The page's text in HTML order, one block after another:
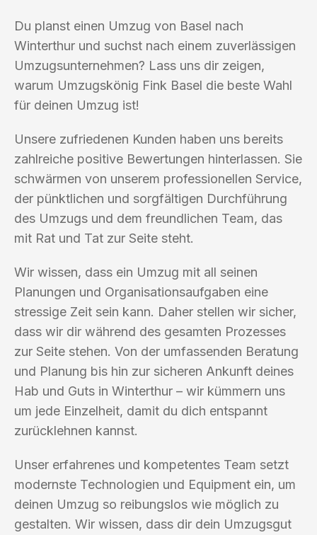
Du planst einen Umzug von Basel nach
Winterthur und suchst nach einem zuverlässigen
Umzugsunternehmen? Lass uns dir zeigen,
warum Umzugskönig Fink Basel die beste Wahl
für deinen Umzug ist!
Unsere zufriedenen Kunden haben uns bereits
zahlreiche positive Bewertungen hinterlassen. Sie
schwärmen von unserem professionellen Service,
der pünktlichen und sorgfältigen Durchführung
des Umzugs und dem freundlichen Team, das
mit Rat und Tat zur Seite steht.
Wir wissen, dass ein Umzug mit all seinen
Planungen und Organisationsaufgaben eine
stressige Zeit sein kann. Daher stellen wir sicher,
dass wir dir während des gesamten Prozesses
zur Seite stehen. Von der umfassenden Beratung
und Planung bis hin zur sicheren Ankunft deines
Hab und Guts in Winterthur – wir kümmern uns
um jede Einzelheit, damit du dich entspannt
zurücklehnen kannst.
Unser erfahrenes und kompetentes Team setzt
modernste Technologien und Equipment ein, um
deinen Umzug so reibungslos wie möglich zu
gestalten. Wir wissen, dass dir dein Umzugsgut